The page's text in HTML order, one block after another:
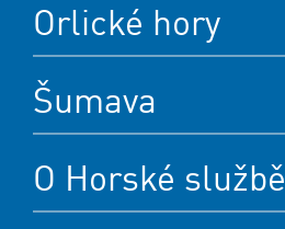
Orlické hory
Šumava
O Horské službě